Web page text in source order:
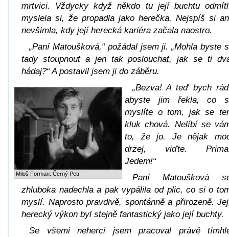
mrtvici. Vždycky když někdo tu její buchtu
myslela si, že propadla jako herečka. Nejspíš si
nevšimla, kdy její herecká kariéra začala naostro.
„Paní Matoušková,“ požádal jsem ji. „Mohla byste
tady stoupnout a jen tak poslouchat, jak se ti
hádaj?“ A postavil jsem ji do záběru.
Miloš Forman: Černý Petr
„Bezva! A teď bych
abyste jim řekla, co
myslíte o tom, jak se
kluk chová. Nelíbí se
to, že jo. Je nějak
drzej, viďte.
Jedem!“
Paní Matoušková
zhluboka nadechla a pak vypálila od plic, co si o
myslí. Naprosto pravdivě, spontánně a přirozeně.
herecký výkon byl stejně fantastický jako její buchty.
Se všemi neherci jsem pracoval právě